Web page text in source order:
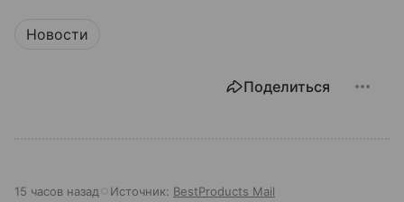
Новости
Поделиться
15 часов назад Источник: BestProducts Mail